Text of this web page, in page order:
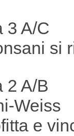
3 A/C
si
2 A/B
Weiss
e